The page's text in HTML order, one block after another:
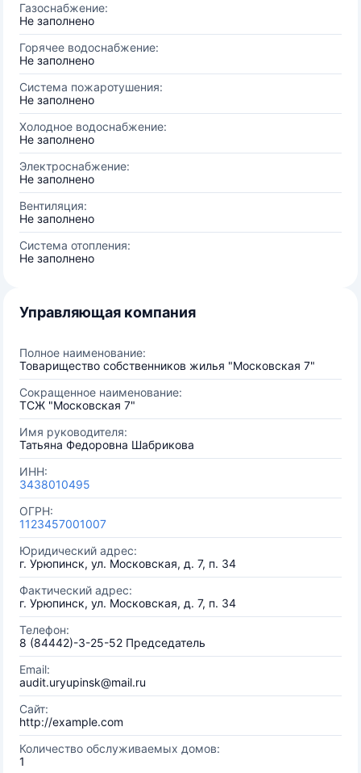
Газоснабжение:
Не заполнено
Горячее водоснабжение:
Не заполнено
Система пожаротушения:
Не заполнено
Холодное водоснабжение:
Не заполнено
Электроснабжение:
Не заполнено
Вентиляция:
Не заполнено
Система отопления:
Не заполнено
Управляющая компания
Полное наименование:
Товарищество собственников жилья "Московская 7"
Сокращенное наименование:
ТСЖ "Московская 7"
Имя руководителя:
Татьяна Федоровна Шабрикова
ИНН:
3438010495
ОГРН:
1123457001007
Юридический адрес:
г. Урюпинск, ул. Московская, д. 7, п. 34
Фактический адрес:
г. Урюпинск, ул. Московская, д. 7, п. 34
Телефон:
8 (84442)-3-25-52 Председатель
Email:
audit.uryupinsk@mail.ru
Сайт:
http://example.com
Количество обслуживаемых домов:
1